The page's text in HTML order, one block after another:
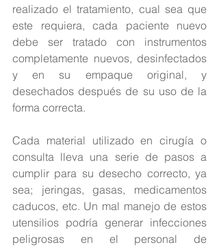
realizado el tratamiento, cual sea que
este requiera, cada paciente nuevo
debe ser tratado con instrumentos
completamente nuevos, desinfectados
y en su empaque original, y
desechados después de su uso de la
forma correcta.
Cada material utilizado en cirugía o
consulta lleva una serie de pasos a
cumplir para su desecho correcto, ya
sea; jeringas, gasas, medicamentos
caducos, etc. Un mal manejo de estos
utensilios podría generar infecciones
peligrosas en el personal de